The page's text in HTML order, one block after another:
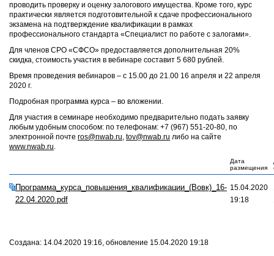
проводить проверку и оценку залогового имущества. Кроме того, курс
практически является подготовительной к сдаче профессионального
экзамена на подтверждение квалификации в рамках
профессионального стандарта «Специалист по работе с залогами».
Для членов СРО «СФСО» предоставляется дополнительная 20%
скидка, стоимость участия в вебинаре составит 5 680 рублей.
Время проведения вебинаров – с 15.00 до 21.00 16 апреля и 22 апреля
2020 г.
Подробная программа курса – во вложении.
Для участия в семинаре необходимо предварительно подать заявку
любым удобным способом: по телефонам: +7 (967) 551-20-80, по
электронной почте ros@nwab.ru, tov@nwab.ru либо на сайте
www.nwab.ru.
Дата
размещения
Программа_курса_повышения_квалификации_(Вовк)_16-
22.04.2020.pdf
15.04.2020
19:18
Создана: 14.04.2020 19:16, обновление 15.04.2020 19:18